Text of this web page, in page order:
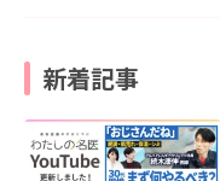
新着記事